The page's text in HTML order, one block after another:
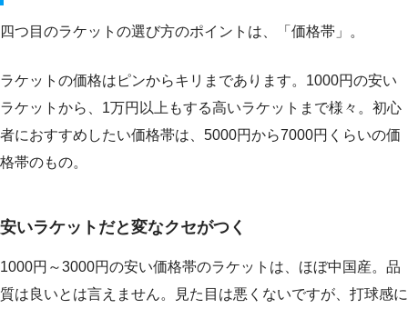
四つ目のラケットの選び方のポイントは、「価格帯」。
ラケットの価格はピンからキリまであります。1000円の安い
ラケットから、1万円以上もする高いラケットまで様々。初心
者におすすめしたい価格帯は、5000円から7000円くらいの価
格帯のもの。
安いラケットだと変なクセがつく
1000円～3000円の安い価格帯のラケットは、ほぼ中国産。品
質は良いとは言えません。見た目は悪くないですが、打球感に